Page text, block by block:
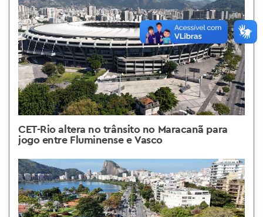
CET-Rio altera no trânsito no Maracanã para
jogo entre Fluminense e Vasco